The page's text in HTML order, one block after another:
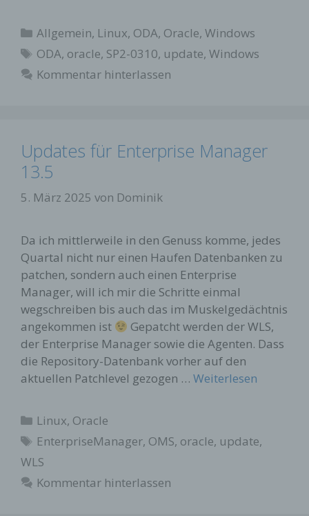
Kategorien
Allgemein, Linux, ODA, Oracle,Windows
Schlagwörter
ODA, oracle, SP2-0310, update,Windows
Kommentar hinterlassen
Updates für Enterprise Manager
13.5
5. März 2025 von Dominik
Da ich mittlerweile in den Genuss komme, jedes
Quartal nicht nur einen Haufen Datenbanken zu
patchen, sondern auch einen Enterprise
Manager, will ich mir die Schritte einmal
wegschreiben bis auch das im Muskelgedächtnis
angekommen ist
Gepatcht werden der WLS,
der Enterprise Manager sowie die Agenten. Dass
die Repository-Datenbank vorher auf den
aktuellen Patchlevel gezogen … Weiterlesen
Kategorien
Linux, Oracle
Schlagwörter
EnterpriseManager, OMS, oracle, update,
WLS
Kommentar hinterlassen